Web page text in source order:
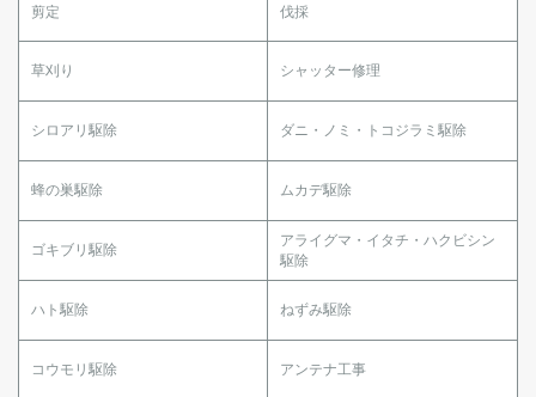
剪定 伐採
草刈り シャッター修理
シロアリ駆除 ダニ・ノミ・トコジラミ駆除
蜂の巣駆除 ムカデ駆除
ゴキブリ駆除
アライグマ・イタチ・ハクビシン
駆除
ハト駆除 ねずみ駆除
コウモリ駆除 アンテナ工事